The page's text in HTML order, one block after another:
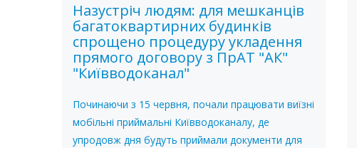
Назустріч людям: для мешканців
багатоквартирних будинків
спрощено процедуру укладення
прямого договору з ПрАТ "АК"
"Київводоканал"
Починаючи з 15 червня, почали працювати виїзні
мобільні приймальні Київводоканалу, де
упродовж дня будуть приймали документи для